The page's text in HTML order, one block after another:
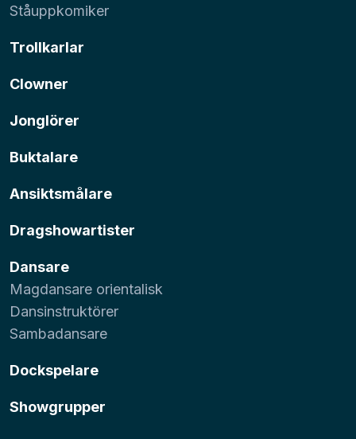
Ståuppkomiker
Trollkarlar
Clowner
Jonglörer
Buktalare
Ansiktsmålare
Dragshowartister
Dansare
Magdansare orientalisk
Dansinstruktörer
Sambadansare
Dockspelare
Showgrupper